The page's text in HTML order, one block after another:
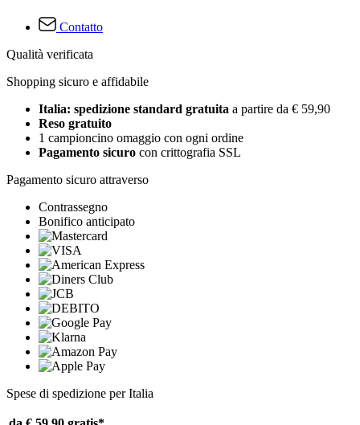
Contatto
Qualità verificata
Shopping sicuro e affidabile
Italia: spedizione standard gratuita a partire da € 59,90
Reso gratuito
1 campioncino omaggio con ogni ordine
Pagamento sicuro con crittografia SSL
Pagamento sicuro attraverso
Contrassegno
Bonifico anticipato
Spese di spedizione per Italia